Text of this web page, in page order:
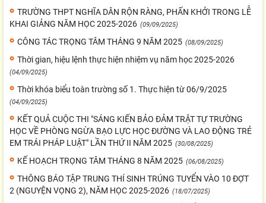
TRƯỜNG THPT NGHĨA DÂN RỘN RÀNG, PHẤN KHỞI TRONG LỄ
KHAI GIẢNG NĂM HỌC 2025-2026 (09/09/2025)
CÔNG TÁC TRỌNG TÂM THÁNG 9 NĂM 2025 (08/09/2025)
Thời gian, hiệu lệnh thực hiện nhiệm vụ năm học 2025-2026
(04/09/2025)
Thời khóa biểu toàn trường số 1. Thực hiện từ 06/9/2025
(04/09/2025)
KẾT QUẢ CUỘC THI "SÁNG KIẾN BẢO ĐẢM TRẬT TỰ TRƯỜNG
HỌC VỀ PHÒNG NGỪA BẠO LỰC HỌC ĐƯỜNG VÀ LAO ĐỘNG TRẺ
EM TRÁI PHÁP LUẬT" LẦN THỨ II NĂM 2025 (30/08/2025)
KẾ HOẠCH TRỌNG TÂM THÁNG 8 NĂM 2025 (06/08/2025)
THÔNG BÁO TẬP TRUNG THÍ SINH TRÚNG TUYỂN VÀO 10 ĐỢT
2 (NGUYỆN VỌNG 2), NĂM HỌC 2025-2026 (18/07/2025)